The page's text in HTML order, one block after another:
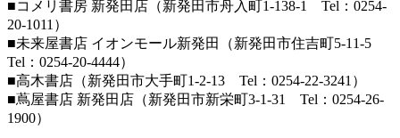
■コメリ書房 新発田店（新発田市舟入町1-138-1 Tel：0254-
20-1011）
■未来屋書店 イオンモール新発田（新発田市住吉町5-11-5
Tel：0254-20-4444）
■高木書店（新発田市大手町1-2-13 Tel：0254-22-3241）
■蔦屋書店 新発田店（新発田市新栄町3-1-31 Tel：0254-26-
1900）